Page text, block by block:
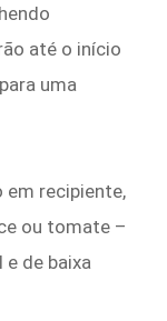
até o início
uma
em recipiente,
ou tomate –
de baixa